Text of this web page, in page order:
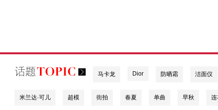
马卡龙 Dior 防晒霜 洁面仪
米兰达·可儿 超模 街拍 春夏 单曲 早秋